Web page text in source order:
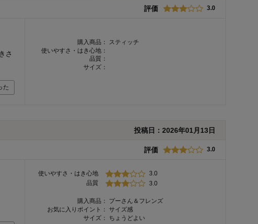
評価 3.0
さ
た
購入商品：
スティッチ
使いやすさ・はき心地：
品質：
サイズ：
投稿日： 2026年01月13日
評価 3.0
使いやすさ・はき心地
3.0
品質
3.0
購入商品：
プーさん＆フレンズ
お気に入りポイント： サイズ感
サイズ：
ちょうどよい